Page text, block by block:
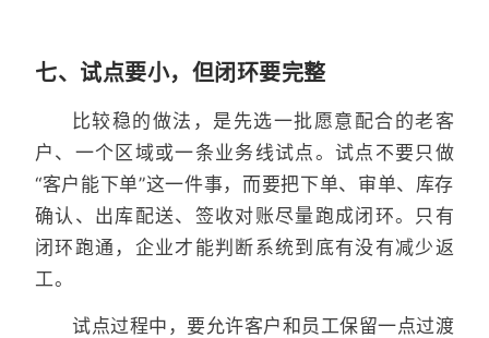
七、试点要小，但闭环要完整
比较稳的做法，是先选一批愿意配合的老客
户、一个区域或一条业务线试点。试点不要只做
“客户能下单”这一件事，而要把下单、审单、库存
确认、出库配送、签收对账尽量跑成闭环。只有
闭环跑通，企业才能判断系统到底有没有减少返
工。
试点过程中，要允许客户和员工保留一点过渡